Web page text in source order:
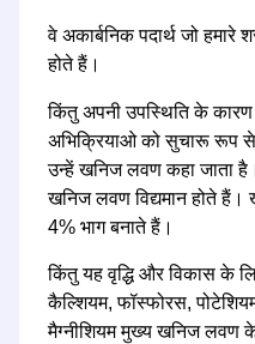
वे अकार्बनिक पदार्थ जो हमारे
होते हैं।
किंतु अपनी उपस्थिति के कारण
अभिक्रियाओ को सुचारू रूप से
उन्हें खनिज लवण कहा जाता
खनिज लवण विद्यमान होते हैं।
4% भाग बनाते हैं।
किंतु यह वृद्धि और विकास के
कैल्शियम, फॉस्फोरस,
मैग्नीशियम मुख्य खनिज लवण